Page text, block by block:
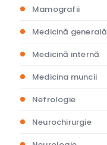
Mamografii
Medicină generală
Medicină internă
Medicina muncii
Nefrologie
Neurochirurgie